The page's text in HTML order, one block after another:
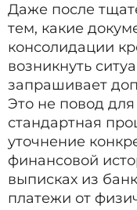
Даже после
тем, какие
консолидации
возникнуть
запрашивает
Это не повод для
стандартная
уточнение
финансовой
выписках из
платежи от